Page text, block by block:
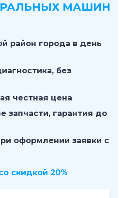
МАШИН
район города в день
без
честная цена
запчасти, гарантия до
оформлении заявки с
скидкой 20%